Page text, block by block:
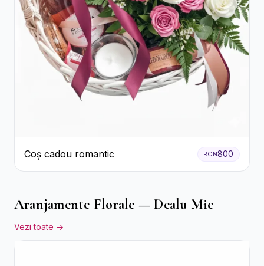
Coș cadou romantic RON800
Aranjamente Florale — Dealu Mic
Vezi toate →